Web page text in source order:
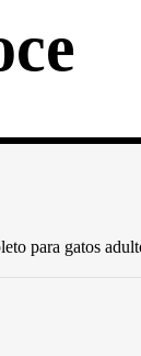
para gatos